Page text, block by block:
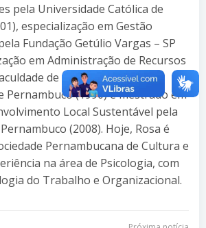
pela Universidade Católica de
especialização em Gestão
Fundação Getúlio Vargas – SP
em Administração de Recursos
de Ciências da
Pernambuco (1990) e mestrado em
Local Sustentável pela
(2008). Hoje, Rosa é
Pernambucana de Cultura e
na área de Psicologia, com
do Trabalho e Organizacional.